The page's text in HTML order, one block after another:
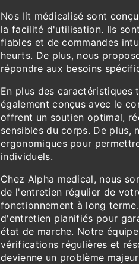
Nos lit médicalisé sont
la facilité d'utilisation. Ils
fiables et de commandes
heurts. De plus, nous
répondre aux besoins
En plus des caractéristiques
également conçus avec le
offrent un soutien optimal,
sensibles du corps. De plus,
ergonomiques pour
individuels.
Chez Alpha medical, nous
de l'entretien régulier de
fonctionnement à long
d'entretien planifiés pour
état de marche. Notre
vérifications régulières et
devienne un problème